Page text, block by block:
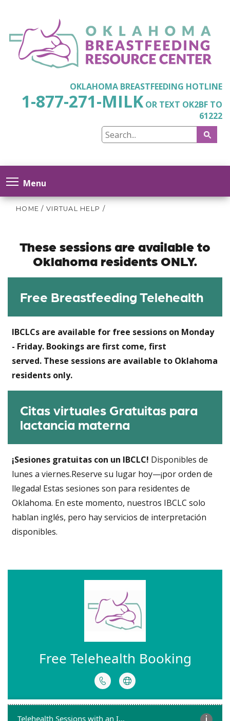
OKLAHOMA BREASTFEEDING HOTLINE
1-877-271-MILK OR TEXT OK2BF TO
61222
Menu
HOME / VIRTUAL HELP /
These sessions are available to
Oklahoma residentsONLY.
Free Breastfeeding Telehealth
IBCLCs are available for free sessions on Monday
- Friday. Bookings are first come, first
served. These sessions are available to Oklahoma
residents only.
Citas virtuales Gratuitas para
lactancia materna
¡Sesiones gratuitas con un IBCLC! Disponibles de
lunes a viernes.Reserve su lugar hoy—¡por orden de
llegada! Estas sesiones son para residentes de
Oklahoma. En este momento, nuestros IBCLC solo
hablan inglés, pero hay servicios de interpretación
disponibles.